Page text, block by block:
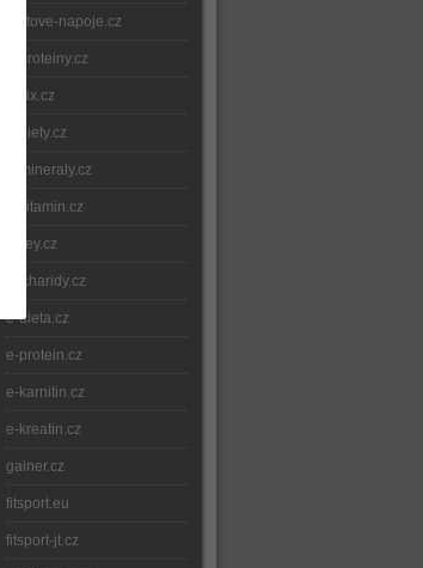
iontove-napoje.cz
e-proteiny.cz
nitrix.cz
e-diety.cz
e-mineraly.cz
e-vitamin.cz
whey.cz
sacharidy.cz
e-dieta.cz
e-protein.cz
e-karnitin.cz
e-kreatin.cz
gainer.cz
fitsport.eu
fitsport-jt.cz